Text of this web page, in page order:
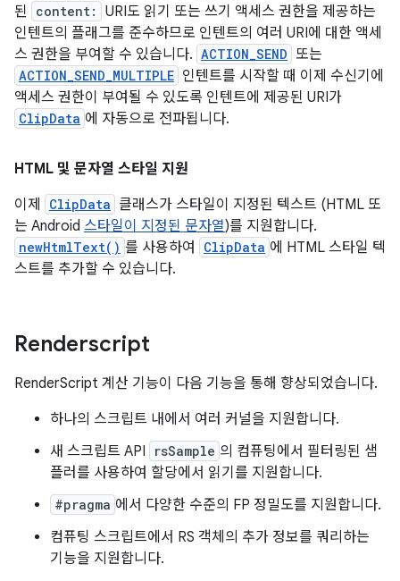
된 content:
URI도 읽기 또는 쓰기 액세스 권한을 제공하는
인텐트의 플래그를 준수하므로 인텐트의 여러 URI에 대한 액세
스 권한을 부여할 수 있습니다. ACTION_SEND 또는
ACTION_SEND_MULTIPLE 인텐트를 시작할 때 이제 수신기에
액세스 권한이 부여될 수 있도록 인텐트에 제공된 URI가
ClipData 에 자동으로 전파됩니다.
HTML 및 문자열 스타일 지원
이제
ClipData 클래스가 스타일이 지정된 텍스트 (HTML 또
는 Android 스타일이 지정된 문자열)를 지원합니다.
newHtmlText() 를 사용하여 ClipData 에 HTML 스타일 텍
스트를 추가할 수 있습니다.
Renderscript
RenderScript 계산 기능이 다음 기능을 통해 향상되었습니다.
하나의 스크립트 내에서 여러 커널을 지원합니다.
새 스크립트 API
rsSample 의 컴퓨팅에서 필터링된 샘
플러를 사용하여 할당에서 읽기를 지원합니다.
#pragma 에서 다양한 수준의 FP 정밀도를 지원합니다.
컴퓨팅 스크립트에서 RS 객체의 추가 정보를 쿼리하는
기능을 지원합니다.